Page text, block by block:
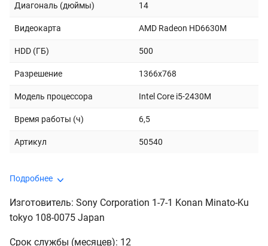
Диагональ (дюймы) 14
Видеокарта AMD Radeon HD6630M
HDD (ГБ) 500
Разрешение 1366x768
Модель процессора Intel Core i5-2430M
Время работы (ч) 6,5
Артикул 50540
Подробнее
Изготовитель: Sony Corporation 1-7-1 Konan Minato-Ku
tokyo 108-0075 Japan
Срок службы (месяцев): 12